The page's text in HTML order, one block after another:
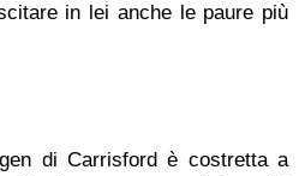
in lei anche le paure più
di Carrisford è costretta a